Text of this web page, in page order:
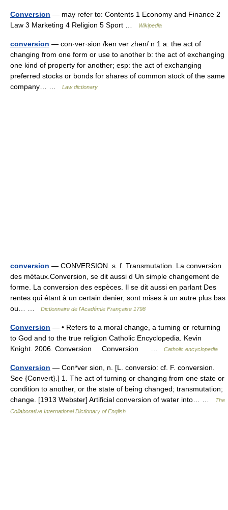
Conversion — may refer to: Contents 1 Economy and Finance 2
Law 3 Marketing 4 Religion 5 Sport …
Wikipedia
conversion — con·ver·sion /kən vər zhən/ n 1 a: the act of
changing from one form or use to another b: the act of exchanging
one kind of property for another; esp: the act of exchanging
preferred stocks or bonds for shares of common stock of the same
company… …
Law dictionary
conversion — CONVERSION. s. f. Transmutation. La conversion
des métaux.Conversion, se dit aussi d Un simple changement de
forme. La conversion des espèces. Il se dit aussi en parlant Des
rentes qui étant à un certain denier, sont mises à un autre plus bas
ou… …
Dictionnaire de l'Académie Française 1798
Conversion — • Refers to a moral change, a turning or returning
to God and to the true religion Catholic Encyclopedia. Kevin
Knight. 2006. Conversion Conversion …
Catholic encyclopedia
Conversion — Con*ver sion, n. [L. conversio: cf. F. conversion.
See {Convert}.] 1. The act of turning or changing from one state or
condition to another, or the state of being changed; transmutation;
change. [1913 Webster] Artificial conversion of water into… …
The
Collaborative International Dictionary of English